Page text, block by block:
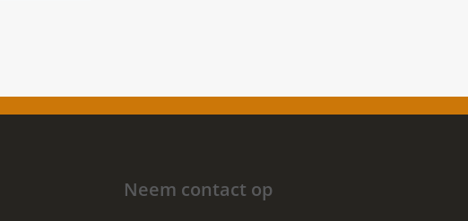
Neem contact op